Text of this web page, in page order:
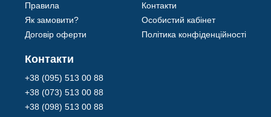
Правила
Як замовити?
Договір оферти
Контакти
Особистий кабінет
Політика конфіденційності
Контакти
+38 (095) 513 00 88
+38 (073) 513 00 88
+38 (098) 513 00 88